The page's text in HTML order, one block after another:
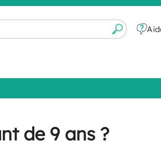
de 9 ans ?